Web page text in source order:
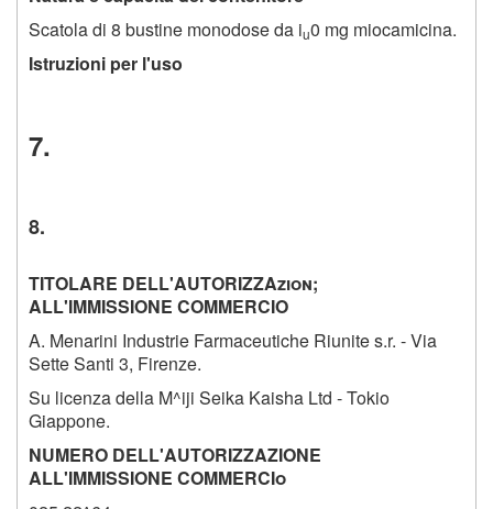
Scatola di 8 bustine monodose da iu0 mg miocamicina.
Istruzioni per l'uso
7.
8.
TITOLARE DELL'AUTORIZZAzion;
ALL'IMMISSIONE COMMERCIO
A. Menarini Industrie Farmaceutiche Riunite s.r. - Via
Sette Santi 3, Firenze.
Su licenza della M^iji Seika Kaisha Ltd - Tokio
Giappone.
NUMERO DELL'AUTORIZZAZIONE
ALL'IMMISSIONE COMMERCIo